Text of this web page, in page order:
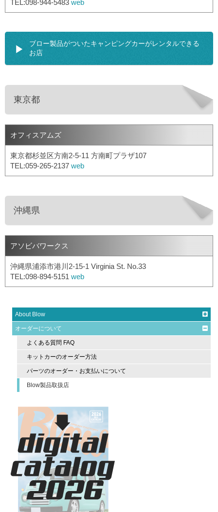
TEL:098-944-5483 web
ブロー製品がついたキャンピングカーがレンタルできる
お店
東京都
オフィスアムズ
東京都杉並区方南2-5-11 方南町プラザ107
TEL:059-265-2137 web
沖縄県
アソビバワークス
沖縄県浦添市港川2-15-1 Virginia St. No.33
TEL:098-894-5151 web
About Blow
オーダーについて
よくある質問 FAQ
キットカーのオーダー方法
パーツのオーダー・お支払いについて
Blow製品取扱店